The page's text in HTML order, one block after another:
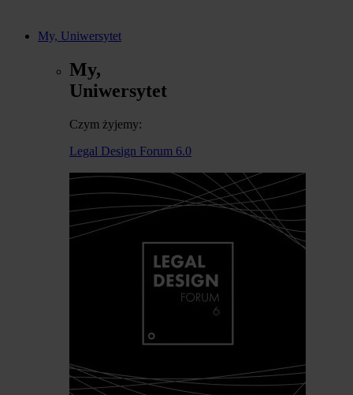
My, Uniwersytet
My,
Uniwersytet
Czym żyjemy:
Legal Design Forum 6.0